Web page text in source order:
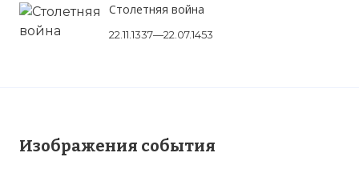
Столетняя война
22.11.1337—22.07.1453
Изображения события